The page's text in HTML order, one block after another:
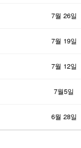
7월 26일
7월 19일
7월 12일
7월5일
6월 28일